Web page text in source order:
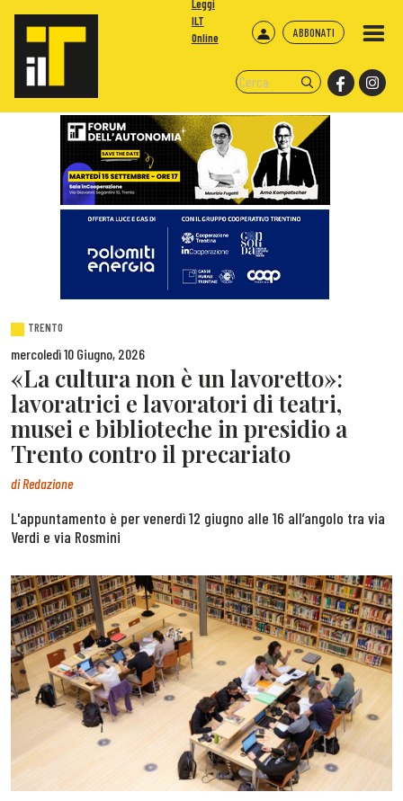
ABBONATI
Leggi
ILT
Online
TRENTO
mercoledì 10 Giugno, 2026
«La cultura non è un lavoretto»:
lavoratrici e lavoratori di teatri,
musei e biblioteche in presidio a
Trento contro il precariato
diRedazione
L'appuntamento è per venerdì 12 giugno alle 16 all’angolo tra via
Verdi e via Rosmini